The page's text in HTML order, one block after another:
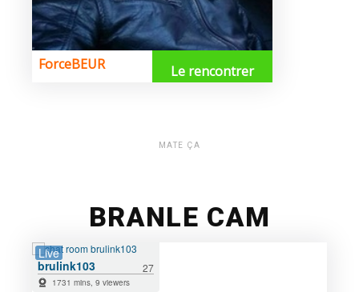
MATE ÇA
BRANLE CAM